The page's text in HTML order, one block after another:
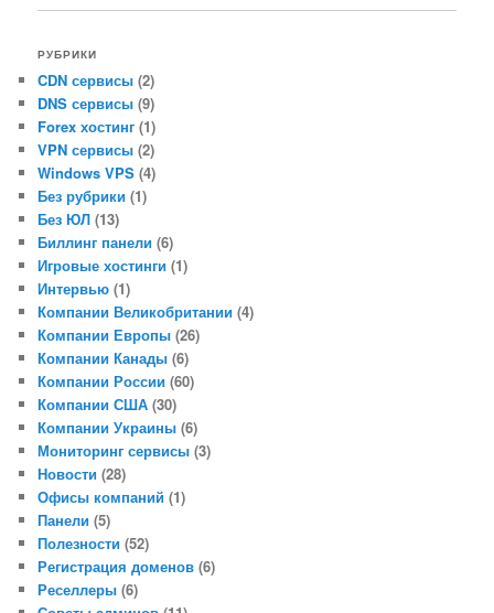
РУБРИКИ
CDN сервисы (2)
DNS сервисы (9)
Forex хостинг (1)
VPN сервисы (2)
Windows VPS (4)
Без рубрики (1)
Без ЮЛ (13)
Биллинг панели (6)
Игровые хостинги (1)
Интервью (1)
Компании Великобритании (4)
Компании Европы (26)
Компании Канады (6)
Компании России (60)
Компании США (30)
Компании Украины (6)
Мониторинг сервисы (3)
Новости (28)
Офисы компаний (1)
Панели (5)
Полезности (52)
Регистрация доменов (6)
Реселлеры (6)